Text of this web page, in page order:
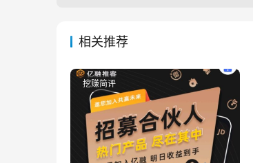
相关推荐
挖赚简评